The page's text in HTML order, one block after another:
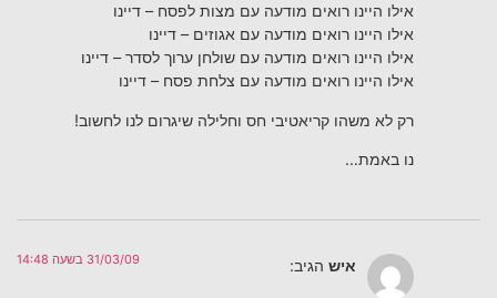
אילו היינו רואים מודעה עם מצות לפסח – דיינו
אילו היינו רואים מודעה עם אגוזים – דיינו
אילו היינו רואים מודעה עם שולחן ערוך לסדר – דיינו
אילו היינו רואים מודעה עם צלחת פסח – דיינו
רק לא משהו קריאטיבי חס וחלילה שיגרום לנו לחשוב!
נו באמת…
איש הגיב: 31/03/09 בשעה 14:48